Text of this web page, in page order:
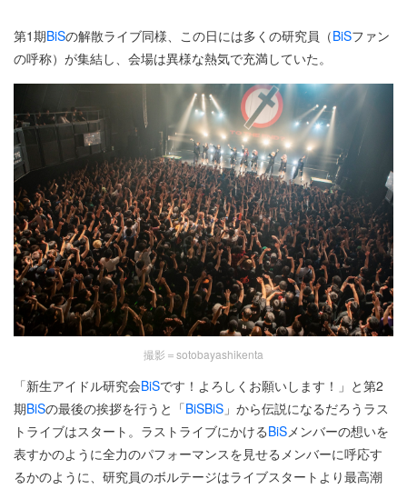
第1期BiSの解散ライブ同様、この日には多くの研究員（BiSファン
の呼称）が集結し、会場は異様な熱気で充満していた。
撮影＝sotobayashikenta
「新生アイドル研究会BiSです！よろしくお願いします！」と第2
期BiSの最後の挨拶を行うと「BiSBiS 」から伝説になるだろうラス
トライブはスタート。ラストライブにかけるBiSメンバーの想いを
表すかのように全力のパフォーマンスを見せるメンバーに呼応す
るかのように、研究員のボルテージはライブスタートより最高潮